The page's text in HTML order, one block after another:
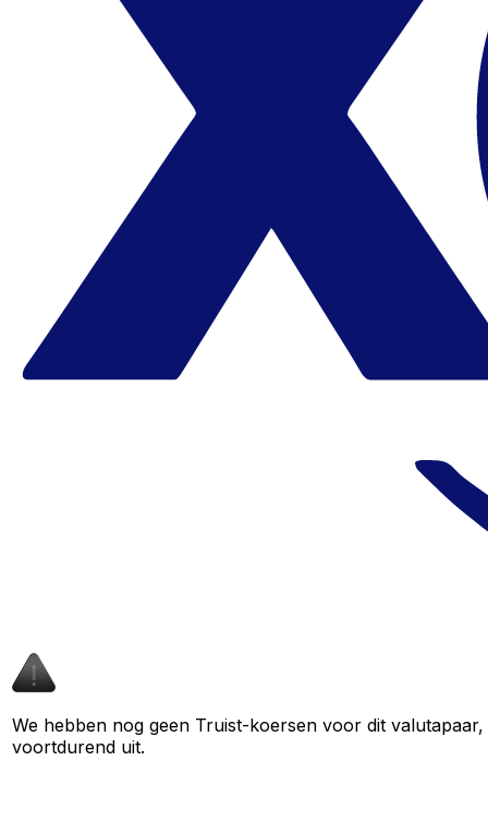
We hebben nog geen Truist-koersen voor dit
voortdurend uit.